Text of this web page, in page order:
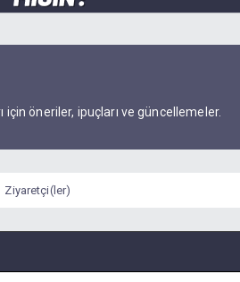
için öneriler, ipuçları ve güncellemeler.
Ziyaretçi(ler)